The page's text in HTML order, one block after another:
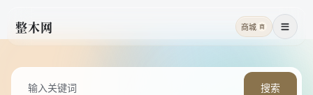
整木网 商城 商 菜单
搜索